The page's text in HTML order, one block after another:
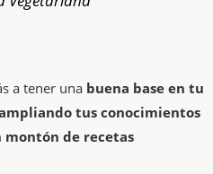
a tener una buena base en tu
tus conocimientos
de recetas